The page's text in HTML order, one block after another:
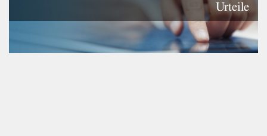
Urteile